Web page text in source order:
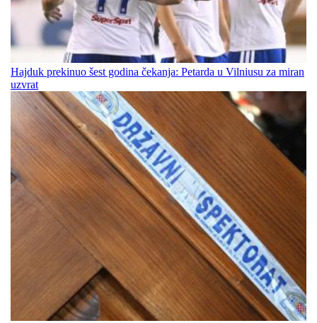
Hajduk prekinuo šest godina čekanja: Petarda u Vilniusu za miran
uzvrat